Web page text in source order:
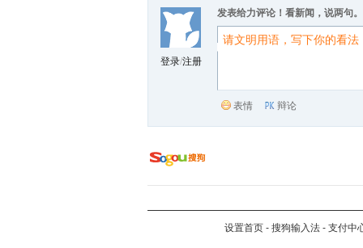
登录/注册
发表给力评论！看新闻，说两句。
表情 辩论
设置首页 - 搜狗输入法 - 支付中